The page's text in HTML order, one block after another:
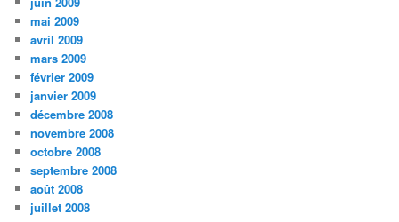
mai 2009
avril 2009
mars 2009
février 2009
janvier 2009
décembre 2008
novembre 2008
octobre 2008
septembre 2008
août 2008
juillet 2008